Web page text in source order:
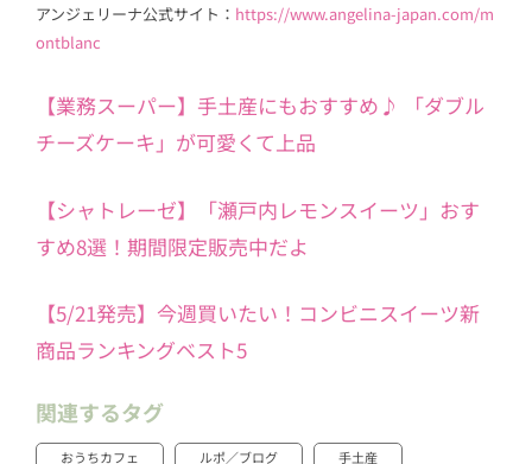
アンジェリーナ公式サイト： https://www.angelina-japan.com/m
ontblanc
【業務スーパー】手土産にもおすすめ♪ 「ダブル
チーズケーキ」が可愛くて上品
【シャトレーゼ】「瀬戸内レモンスイーツ」おす
すめ8選！期間限定販売中だよ
【5/21発売】今週買いたい！コンビニスイーツ新
商品ランキングベスト5
関連するタグ
おうちカフェ ルポ／ブログ 手土産